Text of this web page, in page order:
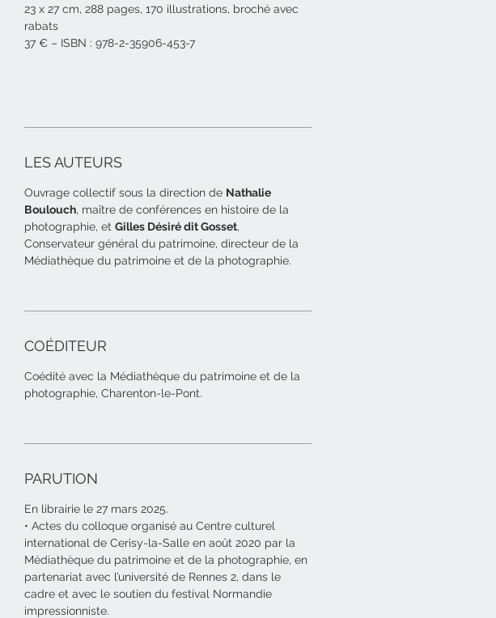
23 x 27 cm, 288 pages, 170 illustrations, broché avec
rabats
37 € – ISBN : 978-2-35906-453-7
LES AUTEURS
Ouvrage collectif sous la direction de Nathalie
Boulouch, maître de conférences en histoire de la
photographie, et Gilles Désiré dit Gosset,
Conservateur général du patrimoine, directeur de la
Médiathèque du patrimoine et de la photographie.
COÉDITEUR
Coédité avec la Médiathèque du patrimoine et de la
photographie, Charenton-le-Pont.
PARUTION
En librairie le 27 mars 2025.
• Actes du colloque organisé au Centre culturel
international de Cerisy-la-Salle en août 2020 par la
Médiathèque du patrimoine et de la photographie, en
partenariat avec l’université de Rennes 2, dans le
cadre et avec le soutien du festival Normandie
impressionniste.